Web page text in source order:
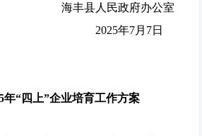
海丰县人民政府办公室
2025年7月7日
年“四上”企业培育工作方案